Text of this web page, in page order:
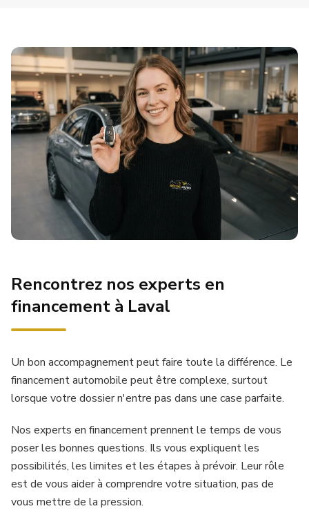
Rencontrez nos experts en
financement à Laval
Un bon accompagnement peut faire toute la différence. Le
financement automobile peut être complexe, surtout
lorsque votre dossier n'entre pas dans une case parfaite.
Nos experts en financement prennent le temps de vous
poser les bonnes questions. Ils vous expliquent les
possibilités, les limites et les étapes à prévoir. Leur rôle
est de vous aider à comprendre votre situation, pas de
vous mettre de la pression.